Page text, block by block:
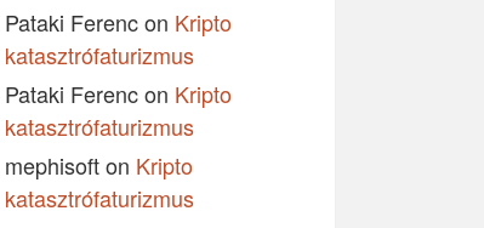
Pataki Ferencon Kripto
katasztrófaturizmus
Pataki Ferencon Kripto
katasztrófaturizmus
mephisofton Kripto
katasztrófaturizmus